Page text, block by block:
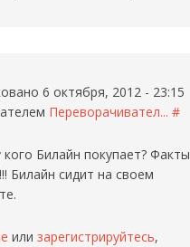
6 октября, 2012 - 23:15
Переворачивател... #
Билайн покупает? Факты
Билайн сидит на своем
или зарегистрируйтесь,